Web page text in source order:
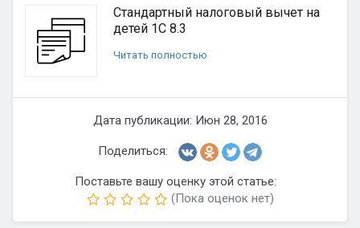
Стандартный налоговый вычет на
детей 1С 8.3
Читать полностью
Дата публикации: Июн 28, 2016
Поделиться:
Поставьте вашу оценку этой статье:
(Пока оценок нет)